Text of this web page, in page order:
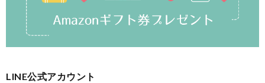
LINE公式アカウント